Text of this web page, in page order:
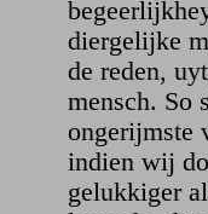
diergelijke
de reden,
mensch. So
ongerijmste
indien wij
gelukkiger